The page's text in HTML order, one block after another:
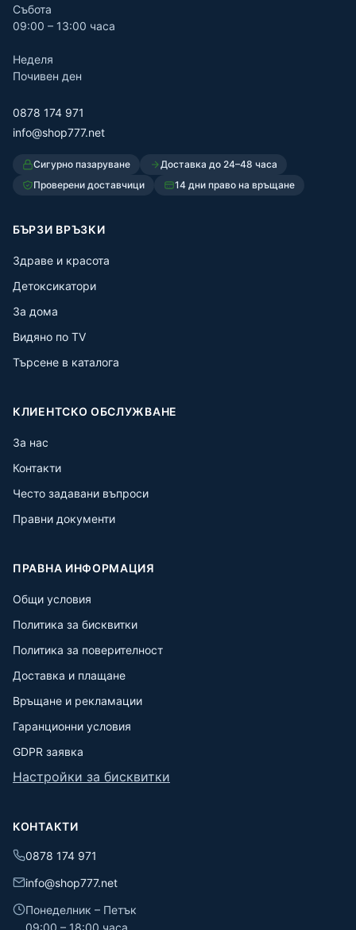
Събота
09:00 – 13:00 часа
Неделя
Почивен ден
0878 174 971
info@shop777.net
Сигурно пазаруване
Доставка до 24–48 часа
Проверени доставчици
14 дни право на връщане
БЪРЗИ ВРЪЗКИ
Здраве и красота
Детоксикатори
За дома
Видяно по TV
Търсене в каталога
КЛИЕНТСКО ОБСЛУЖВАНЕ
За нас
Контакти
Често задавани въпроси
Правни документи
ПРАВНА ИНФОРМАЦИЯ
Общи условия
Политика за бисквитки
Политика за поверителност
Доставка и плащане
Връщане и рекламации
Гаранционни условия
GDPR заявка
Настройки за бисквитки
КОНТАКТИ
0878 174 971
info@shop777.net
Понеделник – Петък
09:00 – 18:00 часа